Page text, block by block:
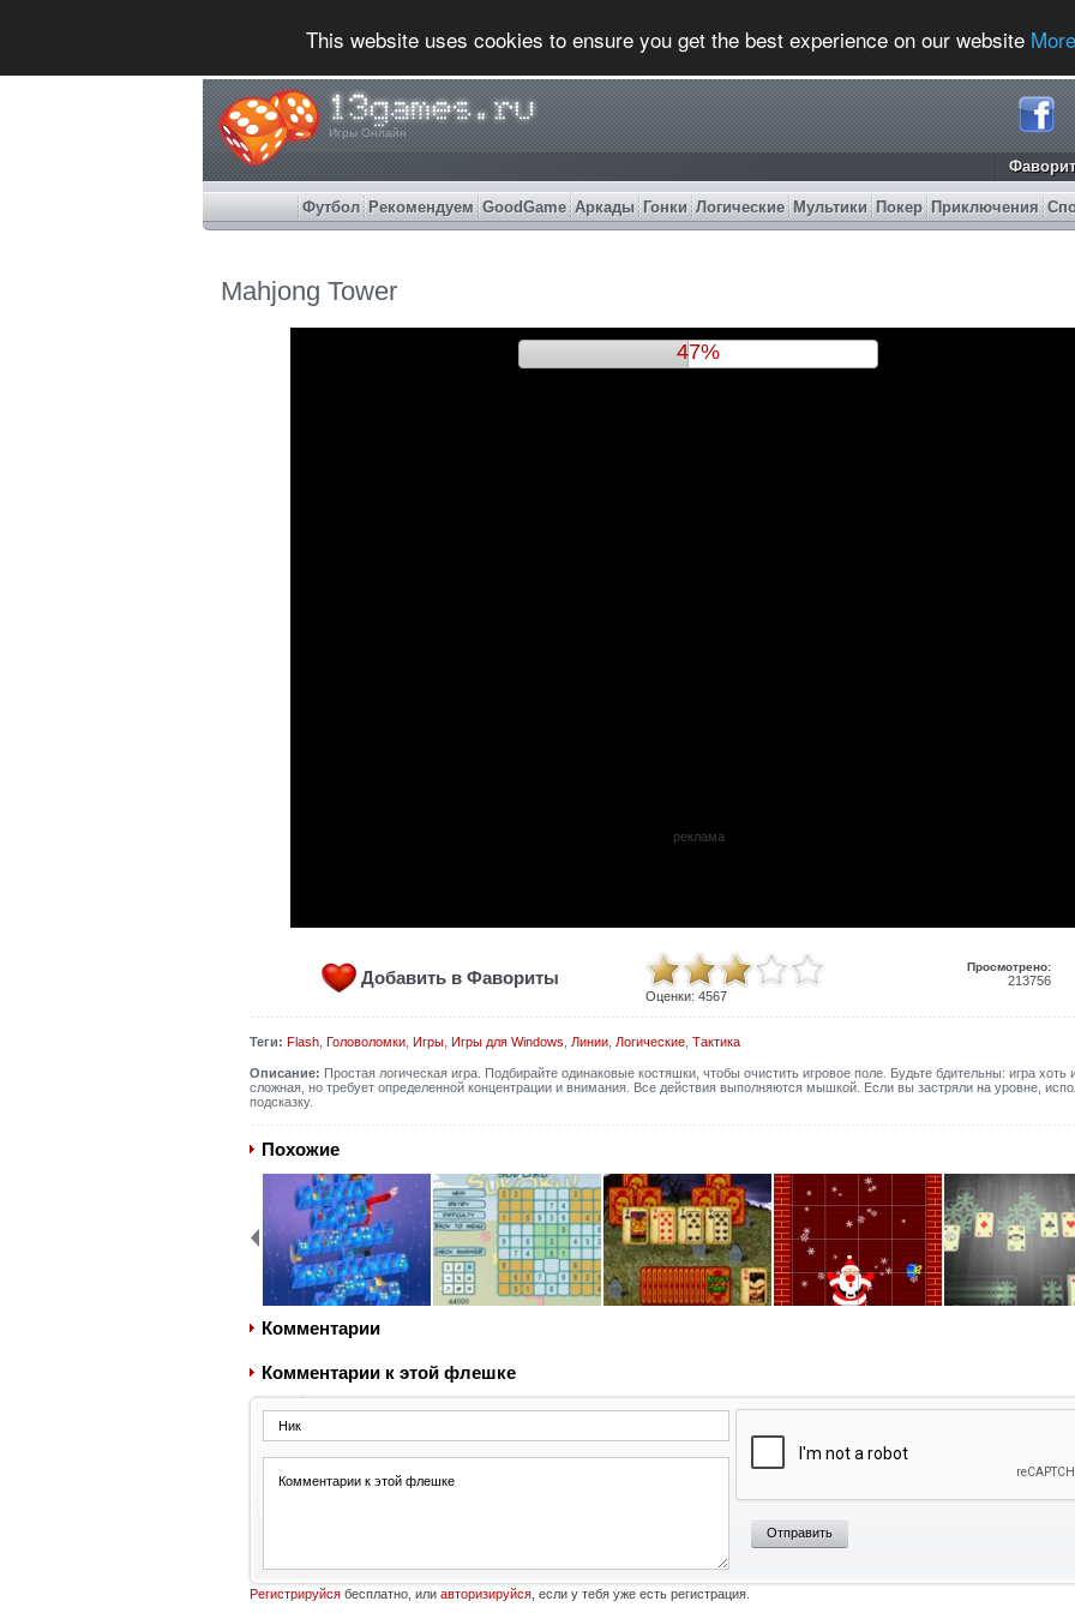
This website uses cookies to ensure you get the best experience on our website
Игры Онлайн
Футбол Рекомендуем GoodGame Аркады Гонки Логические Мультики Покер Приключения
Mahjong Tower
51%
реклама
Добавить в Фавориты
Оценки: 4567
Просмотрено:
213756
Теги: Flash, Головоломки, Игры, Игры для Windows Линии, Логические, Тактика
Описание: Простая логическая игра. Подбирайте одинаковые костяшки, чтобы очистить игровое поле. Будьте бдительны: игра хоть
сложная, но требует определенной концентрации и внимания. Все действия выполняются мышкой. Если вы застряли на уровне,
подсказку.
Похожие
Комментарии
Комментарии к этой флешке
Отправить
Регистрируйсябесплатно, или авторизируйся, если у тебя уже есть регистрация.